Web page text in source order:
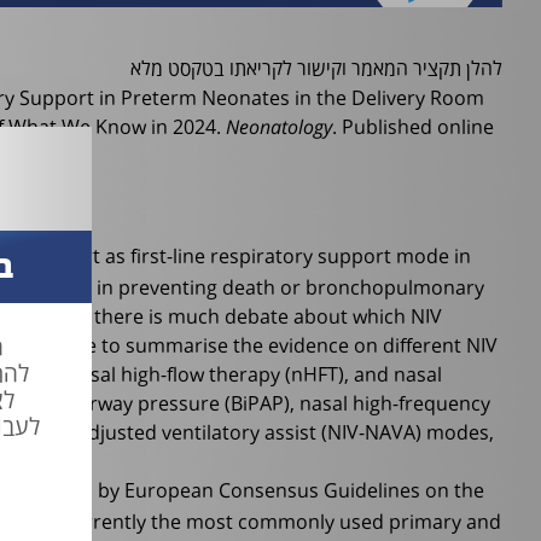
להלן תקציר המאמר וקישור לקריאתו בטקסט מלא
Support in Preterm Neonates in the Delivery Room
We Know in 2024. Neonatology. Published online
support as first-line respiratory support mode in
in preventing death or bronchopulmonary
there is much debate about which NIV
were to summarise the evidence on different NIV
nasal high-flow therapy (nHFT), and nasal
airway pressure (BiPAP), nasal high-frequency
adjusted ventilatory assist (NIV-NAVA) modes,
by European Consensus Guidelines on the
is currently the most commonly used primary and